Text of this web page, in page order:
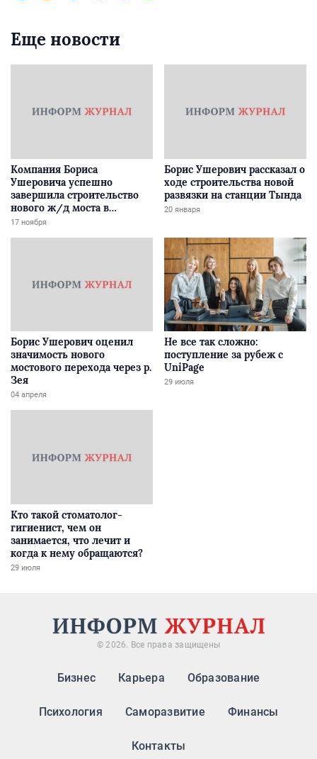
Еще новости
Компания Бориса
Ушеровича успешно
завершила строительство
нового ж/д моста в
Забайкалье
17 ноября
Борис Ушерович рассказал о
ходе строительства новой
развязки на станции Тында
20 января
Борис Ушерович оценил
значимость нового
мостового перехода через р.
Зея
04 апреля
Не все так сложно:
поступление за рубеж с
UniPage
29 июля
Кто такой стоматолог-
гигиенист, чем он
занимается, что лечит и
когда к нему обращаются?
29 июля
© 2026. Все права защищены
Бизнес Карьера Образование
Психология Саморазвитие Финансы
Контакты